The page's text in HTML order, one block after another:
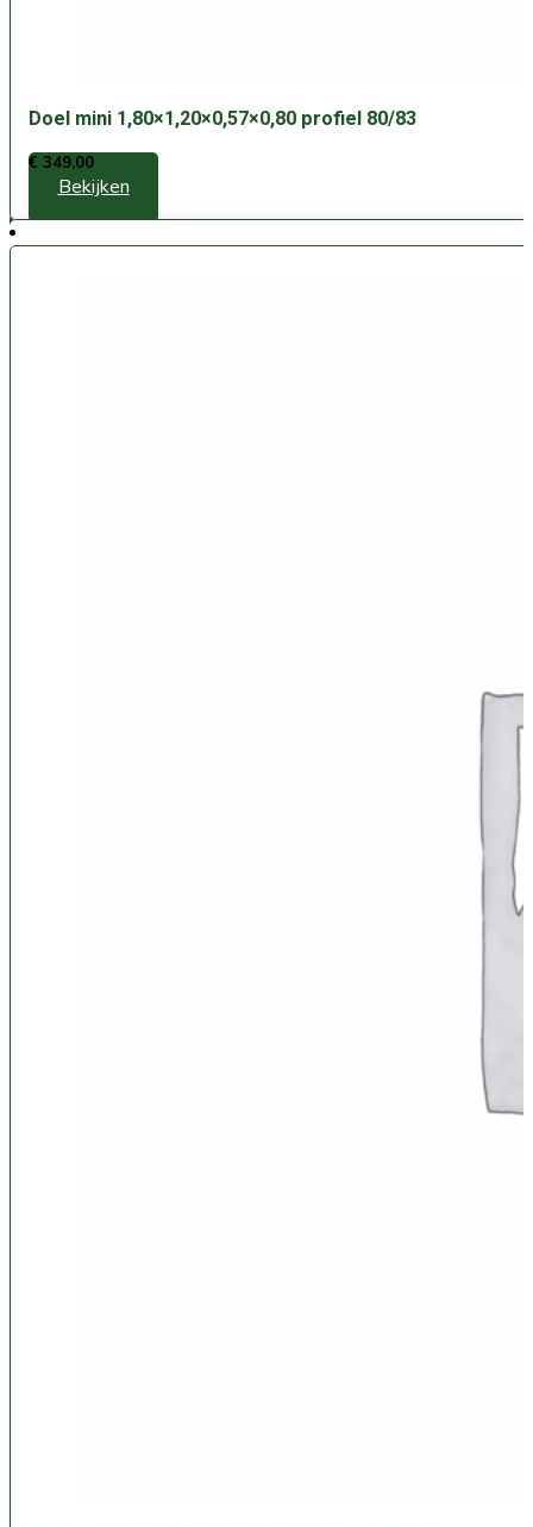
Doel mini 1,80×1,20×0,57×0,80 profiel 80/83
€ 349,00
Bekijken